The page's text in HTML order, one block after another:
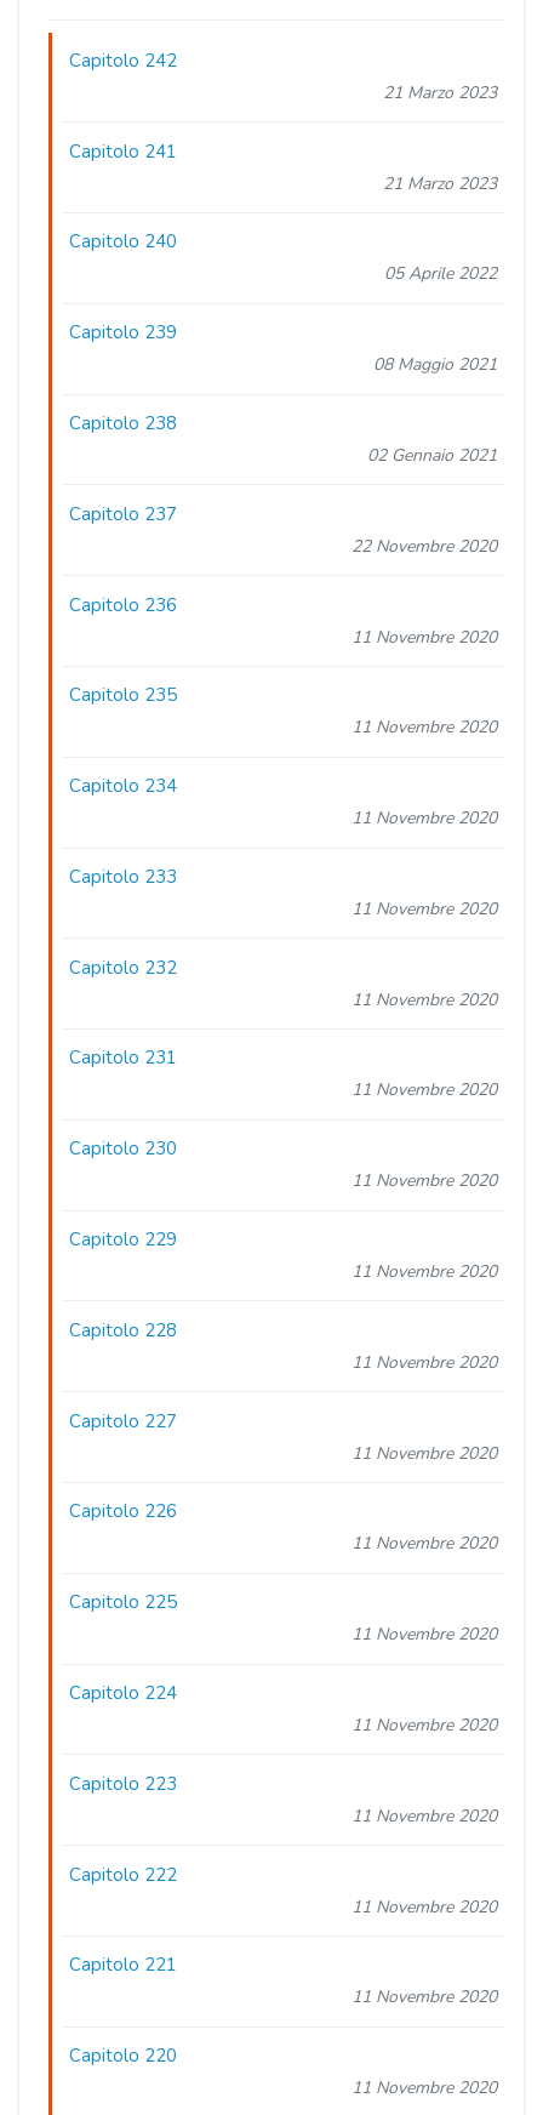
Capitolo 242
21 Marzo 2023
Capitolo 241
21 Marzo 2023
Capitolo 240
05 Aprile 2022
Capitolo 239
08 Maggio 2021
Capitolo 238
02 Gennaio 2021
Capitolo 237
22 Novembre 2020
Capitolo 236
11 Novembre 2020
Capitolo 235
11 Novembre 2020
Capitolo 234
11 Novembre 2020
Capitolo 233
11 Novembre 2020
Capitolo 232
11 Novembre 2020
Capitolo 231
11 Novembre 2020
Capitolo 230
11 Novembre 2020
Capitolo 229
11 Novembre 2020
Capitolo 228
11 Novembre 2020
Capitolo 227
11 Novembre 2020
Capitolo 226
11 Novembre 2020
Capitolo 225
11 Novembre 2020
Capitolo 224
11 Novembre 2020
Capitolo 223
11 Novembre 2020
Capitolo 222
11 Novembre 2020
Capitolo 221
11 Novembre 2020
Capitolo 220
11 Novembre 2020